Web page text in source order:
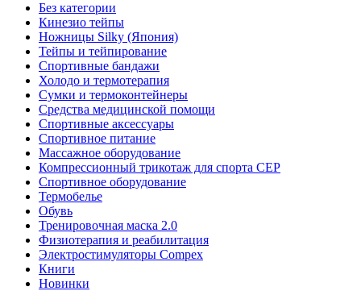
Без категории
Кинезио тейпы
Ножницы Silky (Япония)
Тейпы и тейпирование
Спортивные бандажи
Холодо и термотерапия
Сумки и термоконтейнеры
Средства медицинской помощи
Спортивные аксессуары
Спортивное питание
Массажное оборудование
Компрессионный трикотаж для спорта СЕР
Спортивное оборудование
Термобелье
Обувь
Тренировочная маска 2.0
Физиотерапия и реабилитация
Электростимуляторы Compex
Книги
Новинки